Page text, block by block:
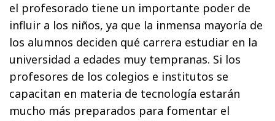
el profesorado tiene un importante poder de
influir a los niños, ya que la inmensa mayoría de
los alumnos deciden qué carrera estudiar en la
universidad a edades muy tempranas. Si los
profesores de los colegios e institutos se
capacitan en materia de tecnología estarán
mucho más preparados para fomentar el